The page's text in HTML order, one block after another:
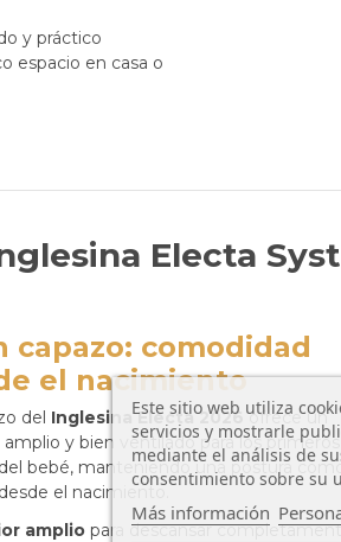
y práctico
espacio en casa o
Electa
capazo: comodidad
el nacimiento
del Inglesina Electa 2026 ofrece un
amplio y bien ventilado para los primeros
bebé, manteniendo una postura
el nacimiento.
ampliopara descansar
Este sitio web utiliza
servicios y mostrarle
mediante el análisis de
consentimiento sobre su
Más información